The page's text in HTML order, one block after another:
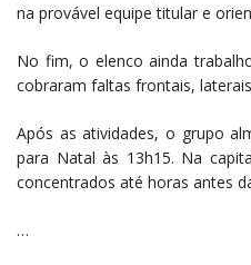
na provável equipe titular e
No fim, o elenco ainda
cobraram faltas frontais,
Após as atividades, o grupo
para Natal às 13h15. Na
concentrados até horas antes
…